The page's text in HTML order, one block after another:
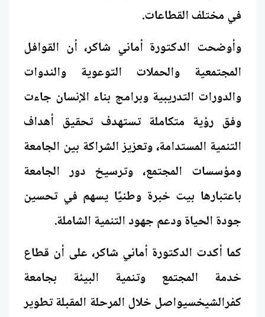
في مختلف القطاعات.
وأوضحت الدكتورة أماني شاكر، أن القوافل
المجتمعية والحملات التوعوية والندوات
والدورات التدريبية وبرامج بناء الإنسان جاءت
وفق رؤية متكاملة تستهدف تحقيق أهداف
التنمية المستدامة، وتعزيز الشراكة بين الجامعة
ومؤسسات المجتمع، وترسيخ دور الجامعة
باعتبارها بيت خبرة وطنيًا يسهم في تحسين
جودة الحياة ودعم جهود التنمية الشاملة.
كما أكدت الدكتورة أماني شاكر، على أن قطاع
خدمة المجتمع وتنمية البيئة بجامعة
كفرالشيخسيواصل خلال المرحلة المقبلة تطوير